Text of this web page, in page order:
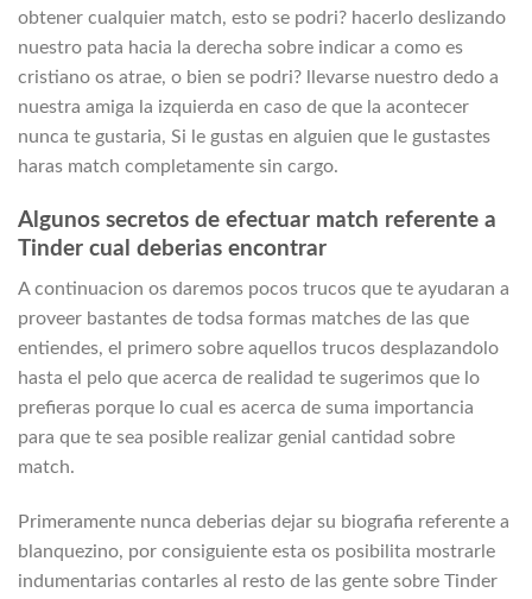
obtener cualquier match, esto se podri? hacerlo deslizando
nuestro pata hacia la derecha sobre indicar a como es
cristiano os atrae, o bien se podri? llevarse nuestro dedo a
nuestra amiga la izquierda en caso de que la acontecer
nunca te gustaria, Si le gustas en alguien que le gustastes
haras match completamente sin cargo.
Algunos secretos de efectuar match referente a
Tinder cual deberias encontrar
A continuacion os daremos pocos trucos que te ayudaran a
proveer bastantes de todsa formas matches de las que
entiendes, el primero sobre aquellos trucos desplazandolo
hasta el pelo que acerca de realidad te sugerimos que lo
prefieras porque lo cual es acerca de suma importancia
para que te sea posible realizar genial cantidad sobre
match.
Primeramente nunca deberias dejar su biografia referente a
blanquezino, por consiguiente esta os posibilita mostrarle
indumentarias contarles al resto de las gente sobre Tinder